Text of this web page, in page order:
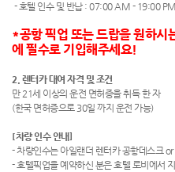
- 호텔 인수 및 반납 : 07:00 AM - 19:00
*공항 픽업 또는 드랍을 원하시
에 필수로 기입해주세요!
2. 렌터카 대여 자격 및 조건
만 21세 이상의 운전 면허증을 취득 한 자
(한국 면허증으로 30일 까지 운전 가능)
[차량 인수 안내]
- 차량인수는 아일랜더 렌터카 공항데스크
- 호텔픽업을 예약하신 분은 호텔 로비에서